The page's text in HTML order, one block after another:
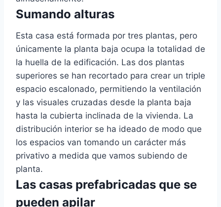
Sumando alturas
Esta casa está formada por tres plantas, pero
únicamente la planta baja ocupa la totalidad de
la huella de la edificación. Las dos plantas
superiores se han recortado para crear un triple
espacio escalonado, permitiendo la ventilación
y las visuales cruzadas desde la planta baja
hasta la cubierta inclinada de la vivienda. La
distribución interior se ha ideado de modo que
los espacios van tomando un carácter más
privativo a medida que vamos subiendo de
planta.
Las casas prefabricadas que se
pueden apilar